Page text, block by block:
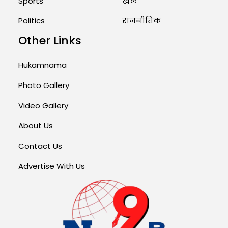
Politics
राजनीतिक
Other Links
Hukamnama
Photo Gallery
Video Gallery
About Us
Contact Us
Advertise With Us